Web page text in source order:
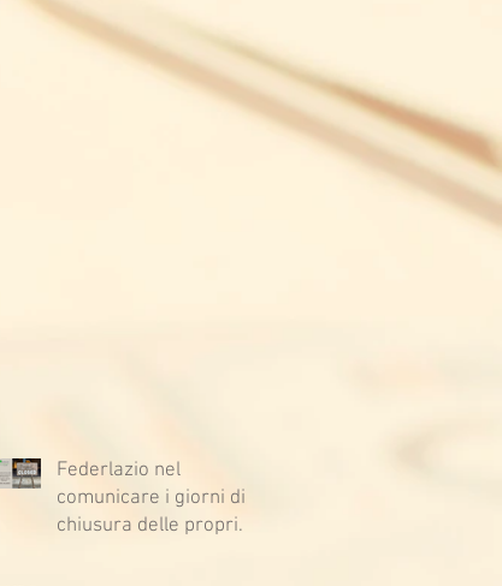
Federlazio nel
comunicare i giorni di
chiusura delle proprie